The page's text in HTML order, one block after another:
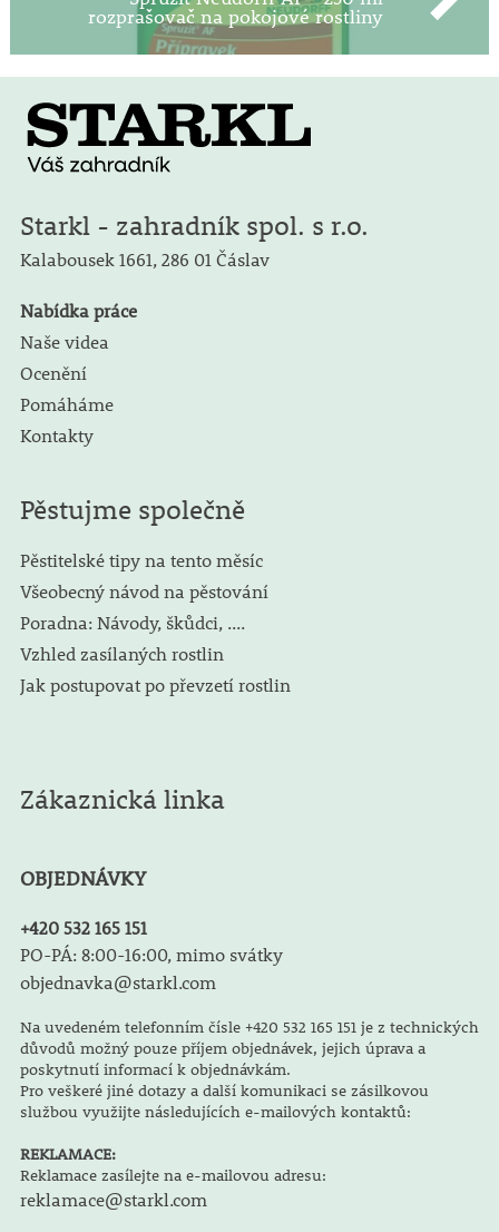
rozprašovač na pokojové rostliny
Starkl - zahradník spol. s r.o.
Kalabousek 1661, 286 01 Čáslav
Nabídka práce
Naše videa
Ocenění
Pomáháme
Kontakty
Pěstujme společně
Pěstitelské tipy na tento měsíc
Všeobecný návod na pěstování
Poradna: Návody, škůdci, ....
Vzhled zasílaných rostlin
Jak postupovat po převzetí rostlin
Zákaznická linka
OBJEDNÁVKY
+420 532 165 151
PO-PÁ: 8:00-16:00, mimo svátky
objednavka@starkl.com
Na uvedeném telefonním čísle +420 532 165 151 je z technických
důvodů možný pouze příjem objednávek, jejich úprava a
poskytnutí informací k objednávkám.
Pro veškeré jiné dotazy a další komunikaci se zásilkovou
službou využijte následujících e-mailových kontaktů:
REKLAMACE:
Reklamace zasílejte na e-mailovou adresu:
reklamace@starkl.com